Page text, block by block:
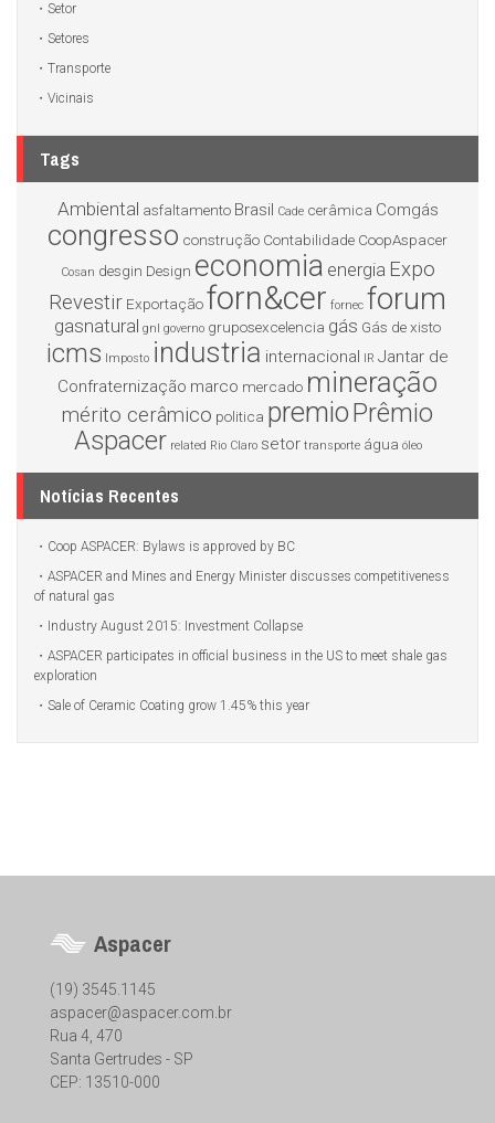
Setor
Setores
Transporte
Vicinais
Tags
Ambiental asfaltamento Brasil Cade cerâmica Comgás
congresso construção Contabilidade CoopAspacer
Cosan desgin Design economia energia Expo
Revestir Exportaçãoforn&cer fornec forum
gasnatural gnl governo gruposexcelencia gás Gás de xisto
icms Imposto industria internacional IR Jantar de
Confraternização marco mercado mineração
mérito cerâmico politica premioPrêmio
Aspacer related Rio Claro setor transporte água óleo
Notícias Recentes
Coop ASPACER: Bylaws is approved by BC
ASPACER and Mines and Energy Minister discusses competitiveness
of natural gas
Industry August 2015: Investment Collapse
ASPACER participates in official business in the US to meet shale gas
exploration
Sale of Ceramic Coating grow 1.45% this year
Aspacer
(19) 3545.1145
aspacer@aspacer.com.br
Rua 4, 470
Santa Gertrudes - SP
CEP: 13510-000